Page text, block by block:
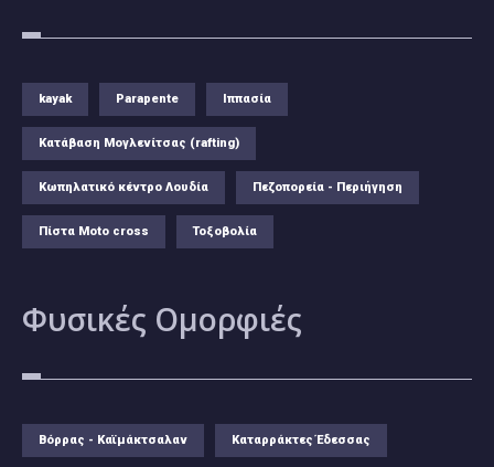
kayak Parapente Ιππασία
Κατάβαση Μογλενίτσας (rafting)
Κωπηλατικό κέντρο Λουδία Πεζοπορεία - Περιήγηση
Πίστα Moto cross Τοξοβολία
Φυσικές Ομορφιές
Βόρρας - Καϊμάκτσαλαν Καταρράκτες Έδεσσας